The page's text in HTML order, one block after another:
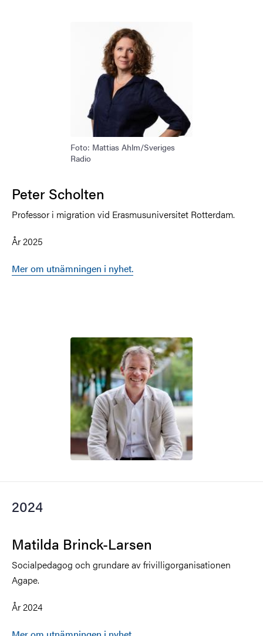
Foto: Mattias Ahlm/Sveriges
Radio
Peter Scholten
Professor i migration vid Erasmusuniversitet Rotterdam.
År 2025
Mer om utnämningen i nyhet.
2024
Matilda Brinck-Larsen
Socialpedagog och grundare av frivilligorganisationen
Agape.
År 2024